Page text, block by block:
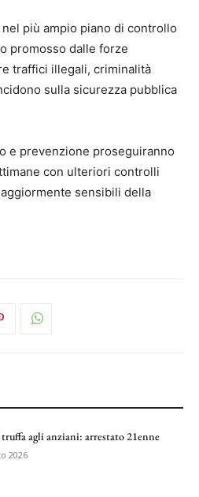
nel più ampio piano di controllo
promosso dalle forze
traffici illegali, criminalità
sulla sicurezza pubblica
e prevenzione proseguiranno
con ulteriori controlli
sensibili della
truffa agli anziani: arrestato 21enne
2026